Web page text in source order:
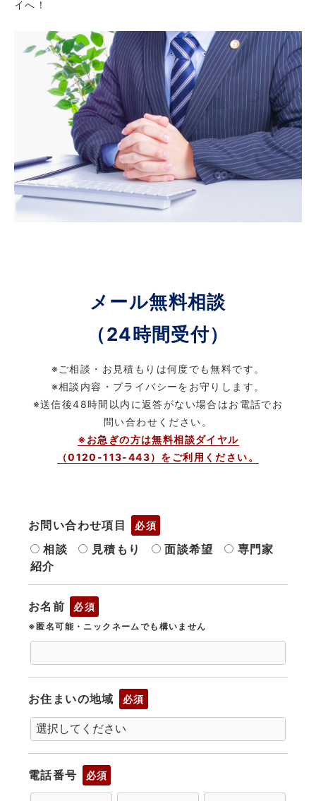
イへ！
メール無料相談
（24時間受付）
※ご相談・お見積もりは何度でも無料です。
※相談内容・プライバシーをお守りします。
※送信後48時間以内に返答がない場合はお電話でお
問い合わせください。
※お急ぎの方は無料相談ダイヤル
（0120-113-443）をご利用ください。
お問い合わせ項目 必須
相談 見積もり 面談希望
専門家
紹介
お名前 必須
※匿名可能・ニックネームでも構いません
お住まいの地域 必須
電話番号 必須